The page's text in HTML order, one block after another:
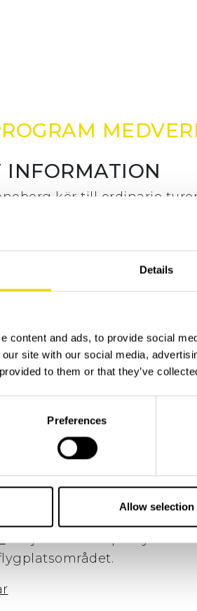
Details
content and ads, to provide social
site with our social media,
to them or that they’ve
Preferences
Allow selection
INFORMATION
kör till ordinarie
till Flygkalaset!
gratis i målsmans
person.
området.
omnejd
ökad trafik, särskilt vid
förekommer denna dag.
hos era djur.
erbjuder helikopterlyft